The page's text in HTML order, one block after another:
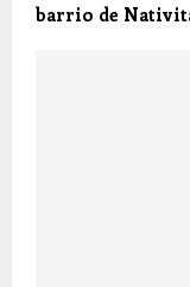
barrio de